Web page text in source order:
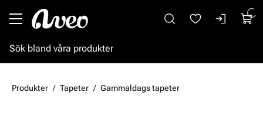
Produkter Tapeter Gammaldags tapeter